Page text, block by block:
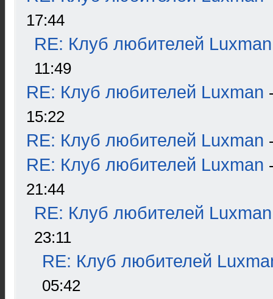
17:44
RE: Клуб любителей Luxman
11:49
RE: Клуб любителей Luxman
15:22
RE: Клуб любителей Luxman
RE: Клуб любителей Luxman
21:44
RE: Клуб любителей Luxman
23:11
RE: Клуб любителей
05:42